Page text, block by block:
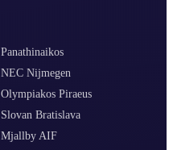
Panathinaikos
NEC Nijmegen
Olympiakos Piraeus
Slovan Bratislava
Mjallby AIF